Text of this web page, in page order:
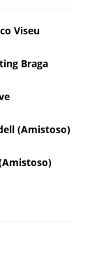
Viseu
Braga
(Amistoso)